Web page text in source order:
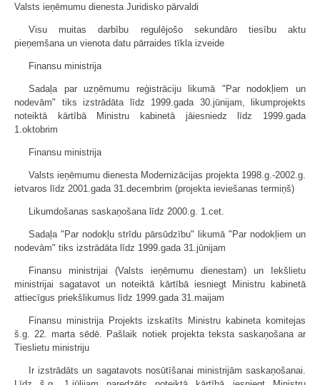
Valsts ieņēmumu dienesta Juridisko pārvaldi
Visu muitas darbību regulējošo sekundāro tiesību aktu
pieņemšana un vienota datu pārraides tīkla izveide
Finansu ministrija
Sadaļa par uzņēmumu reģistrāciju likumā "Par nodokļiem un
nodevām" tiks izstrādāta līdz 1999.gada 30.jūnijam, likumprojekts
noteiktā kārtībā Ministru kabinetā jāiesniedz līdz 1999.gada
1.oktobrim
Finansu ministrija
Valsts ieņēmumu dienesta Modernizācijas projekta 1998.g.-2002.g.
ietvaros līdz 2001.gada 31.decembrim (projekta ieviešanas termiņš)
Likumdošanas saskaņošana līdz 2000.g. 1.cet.
Sadaļa "Par nodokļu strīdu pārsūdzību" likumā "Par nodokļiem un
nodevām" tiks izstrādāta līdz 1999.gada 31.jūnijam
Finansu ministrijai (Valsts ieņēmumu dienestam) un Iekšlietu
ministrijai sagatavot un noteiktā kārtībā iesniegt Ministru kabinetā
attiecīgus priekšlikumus līdz 1999.gada 31.maijam
Finansu ministrija Projekts izskatīts Ministru kabineta komitejas
š.g. 22. marta sēdē. Pašlaik notiek projekta teksta saskaņošana ar
Tieslietu ministriju
Ir izstrādāts un sagatavots nosūtīšanai ministrijām saskaņošanai.